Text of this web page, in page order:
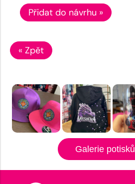
Přidat do návrhu »
« Zpět
Galerie potisků